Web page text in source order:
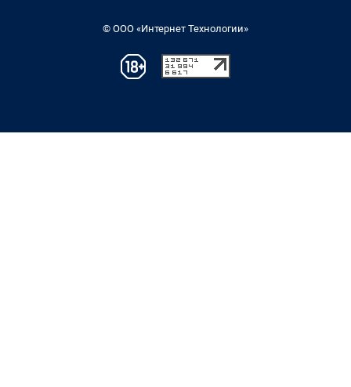
© ООО «Интернет Технологии»